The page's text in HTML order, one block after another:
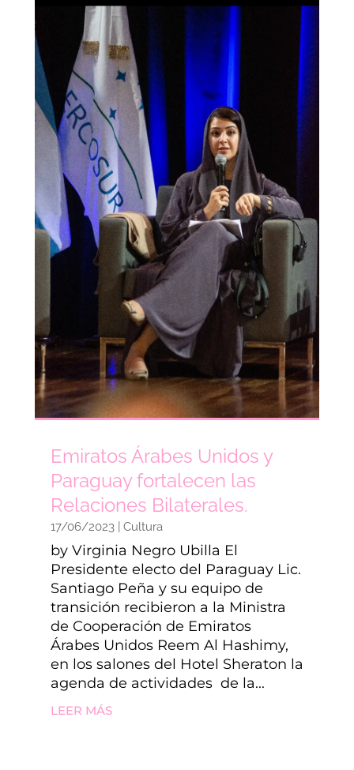
Emiratos Árabes Unidos y
Paraguay fortalecen las
Relaciones Bilaterales.
17/06/2023| Cultura
by Virginia Negro Ubilla El
Presidente electo del Paraguay Lic.
Santiago Peña y su equipo de
transición recibieron a la Ministra
de Cooperación de Emiratos
Árabes Unidos Reem Al Hashimy,
en los salones del Hotel Sheraton la
agenda de actividades de la...
LEER MÁS